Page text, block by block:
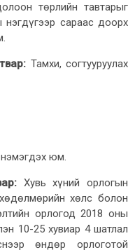
төрлийн тавтарыг
сараас доорх
Тамхи, согтууруулах
нэмэгдэх юм.
Хувь хүний орлогын
хөлс болон
орлогод 2018 оны
10-25 хувиар 4 шатлал
өндөр орлоготой